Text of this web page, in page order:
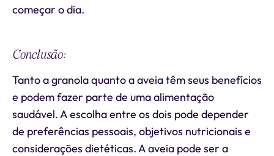
começar o dia.
Conclusão:
Tanto a granola quanto a aveia têm seus benefícios
e podem fazer parte de uma alimentação
saudável. A escolha entre os dois pode depender
de preferências pessoais, objetivos nutricionais e
considerações dietéticas. A aveia pode ser a